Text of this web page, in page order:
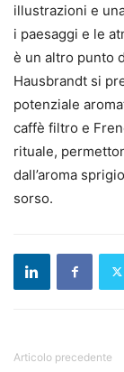
illustrazioni e
i paesaggi e le
è un altro punto
Hausbrandt si
potenziale
caffè filtro e
rituale,
dall’aroma
sorso.
Articolo precedente